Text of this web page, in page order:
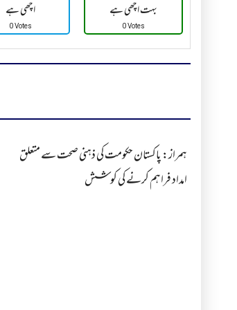
اچھی ہے
0 Votes
بہت اچھی ہے
0 Votes
ہمراز: پاکستان حکومت کی ذہنی صحت سے متعلق
امداد فراہم کرنے کی کوشش